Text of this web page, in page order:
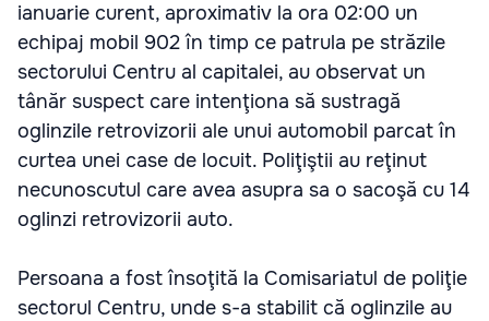
ianuarie curent, aproximativ la ora 02:00 un
echipaj mobil 902 în timp ce patrula pe străzile
sectorului Centru al capitalei, au observat un
tânăr suspect care intenţiona să sustragă
oglinzile retrovizorii ale unui automobil parcat în
curtea unei case de locuit. Poliţiştii au reţinut
necunoscutul care avea asupra sa o sacoşă cu 14
oglinzi retrovizorii auto.
Persoana a fost însoţită la Comisariatul de poliţie
sectorul Centru, unde s-a stabilit că oglinzile au